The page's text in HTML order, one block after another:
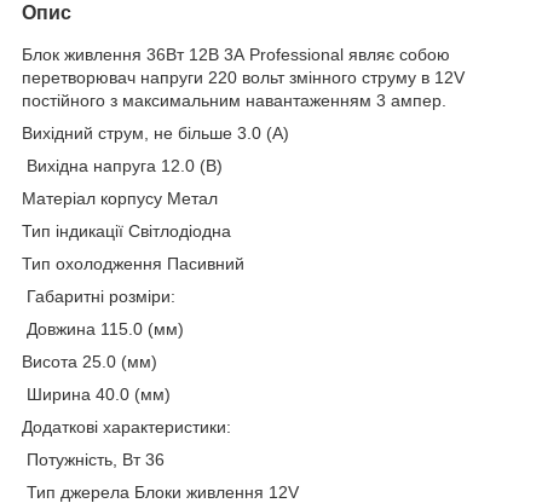
Опис
Блок живлення 36Вт 12В 3А Professional являє собою
перетворювач напруги 220 вольт змінного струму в 12V
постійного з максимальним навантаженням 3 ампер.
Вихідний струм, не більше 3.0 (А)
Вихідна напруга 12.0 (В)
Матеріал корпусу Метал
Тип індикації Світлодіодна
Тип охолодження Пасивний
Габаритні розміри:
Довжина 115.0 (мм)
Висота 25.0 (мм)
Ширина 40.0 (мм)
Додаткові характеристики:
Потужність, Вт 36
Тип джерела Блоки живлення 12V